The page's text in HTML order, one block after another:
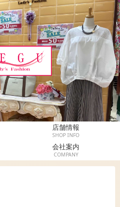
店舗情報
SHOP INFO
会社案内
COMPANY